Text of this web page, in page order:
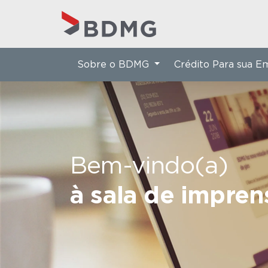
Bem-vindo(a)
à sala de
Sobre o BDMG Crédito Para sua